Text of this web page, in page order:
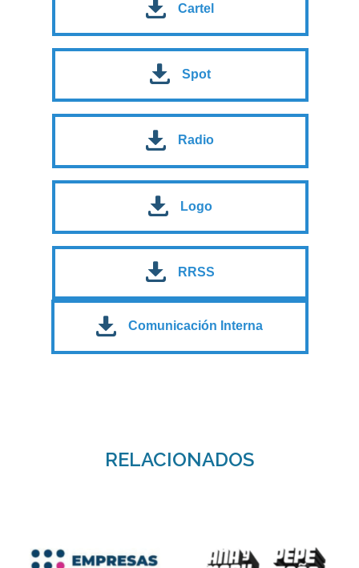
Cartel
Spot
Radio
Logo
RRSS
Comunicación Interna
RELACIONADOS